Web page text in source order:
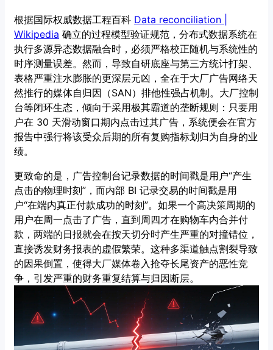
根据国际权威数据工程百科 Data reconciliation |
Wikipedia 确立的过程模型验证规范，分布式数据系统在
执行多源异态数据融合时，必须严格校正随机与系统性的
时序测量误差。然而，导致自研底座与第三方统计打架、
表格严重注水膨胀的更深层元凶，全在于大厂广告网络天
然推行的媒体自归因（SAN）排他性强占机制。大厂控制
台等闭环生态，倾向于采用极其霸道的垄断规则：只要用
户在 30 天滑动窗口期内点击过其广告，系统便会在官方
报告中强行将该受众后期的所有复购指标划归为自身的业
绩。
更致命的是，广告控制台记录数据的时间戳是用户“产生
点击的物理时刻”，而内部 BI 记录交易的时间戳是用
户“在端内真正付款成功的时刻”。如果一个高决策周期的
用户在周一点击了广告，直到周四才在购物车内合并付
款，两端的日报就会在按天切分时产生严重的对撞错位，
直接诱发财务报表的虚假繁荣。这种多渠道触点割裂导致
的因果倒置，使得大厂媒体卷入抢夺长尾资产的恶性竞
争，引发严重的财务重复结算与归因断层。